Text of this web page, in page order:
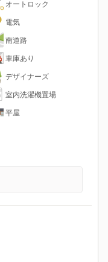
オートロック
電気
南道路
車庫あり
デザイナーズ
室内洗濯機置場
平屋